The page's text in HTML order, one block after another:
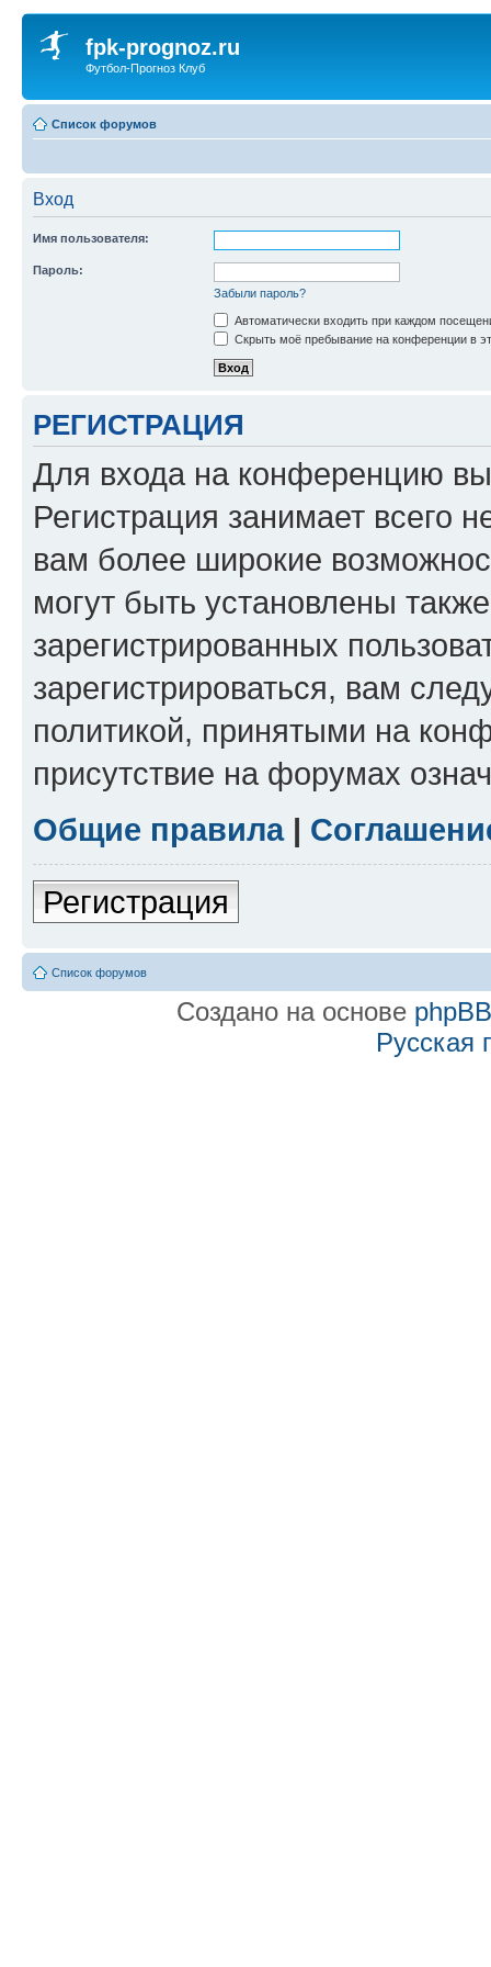
fpk-prognoz.ru
Футбол-Прогноз Клуб
Список форумов
Вход
Имя пользователя:
Пароль:
Забыли пароль?
Автоматически входить при каждом
Скрыть моё пребывание на конференции в
РЕГИСТРАЦИЯ
Для входа на конференцию
Регистрация занимает всего
вам более широкие
могут быть установлены
зарегистрированных
зарегистрироваться, вам
политикой, принятыми на
присутствие на форумах
Общие правила|
Регистрация
Список форумов
Создано на основе phpBB
Русская